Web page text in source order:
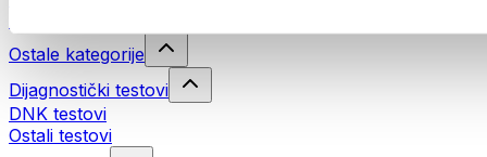
Ostale kategorije
Dijagnostički testovi
DNK testovi
Ostali testovi